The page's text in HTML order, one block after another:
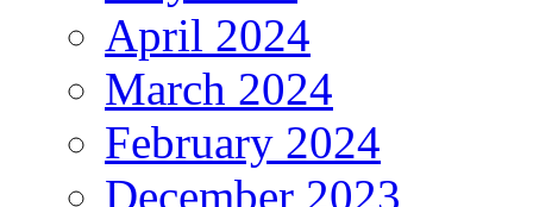
April 2024
March 2024
February 2024
December 2023